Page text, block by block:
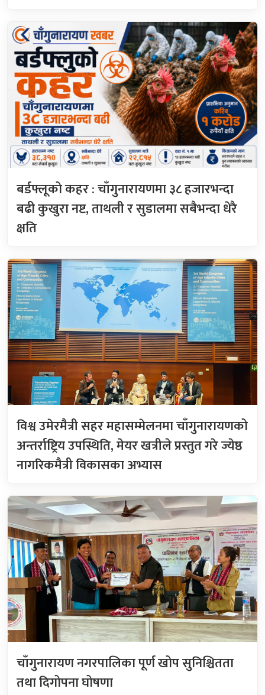
बर्डफ्लूको कहर : चाँगुनारायणमा ३८ हजारभन्दा
बढी कुखुरा नष्ट, ताथली र सुडालमा सबैभन्दा धेरै
क्षति
विश्व उमेरमैत्री सहर महासम्मेलनमा चाँगुनारायणको
अन्तर्राष्ट्रिय उपस्थिति, मेयर खत्रीले प्रस्तुत गरे ज्येष्ठ
नागरिकमैत्री विकासका अभ्यास
चाँगुनारायण नगरपालिका पूर्ण खोप सुनिश्चितता
तथा दिगोपना घोषणा